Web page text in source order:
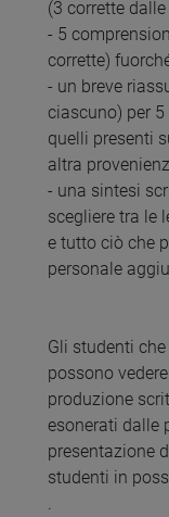
(3 corrette
- 5
corrette)
- un breve
ciascuno) per
quelli presenti
altra
- una sintesi
scegliere tra le
e tutto ciò che
personale
Gli studenti
possono
produzione
esonerati dalle
presentazione
studenti in
.